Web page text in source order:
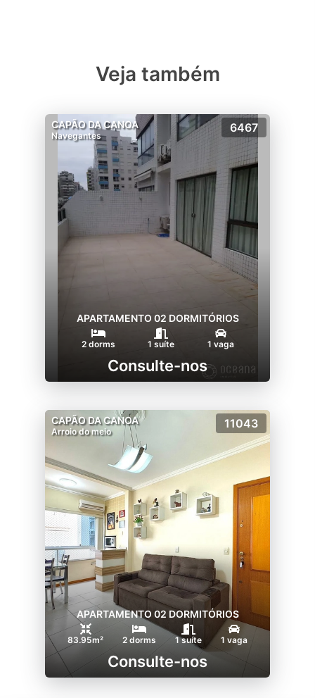
Veja também
CAPÃO DA CANOA
Navegantes
6467
APARTAMENTO 02 DORMITÓRIOS
2 dorms 1 suíte 1 vaga
Consulte-nos
CAPÃO DA CANOA
Arroio do meio
11043
APARTAMENTO 02 DORMITÓRIOS
83.95m² 2 dorms 1 suíte 1 vaga
Consulte-nos